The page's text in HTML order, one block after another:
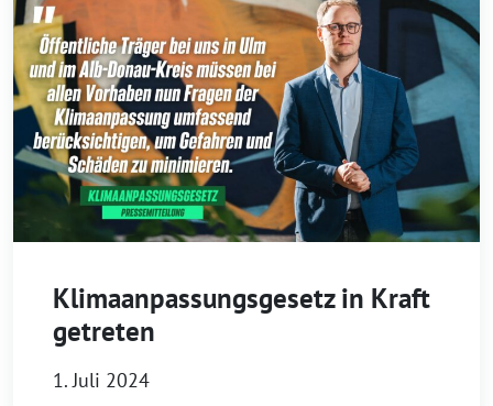
Klimaanpassungsgesetz in Kraft
getreten
1. Juli 2024